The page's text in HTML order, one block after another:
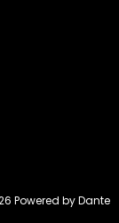
Powered byDante